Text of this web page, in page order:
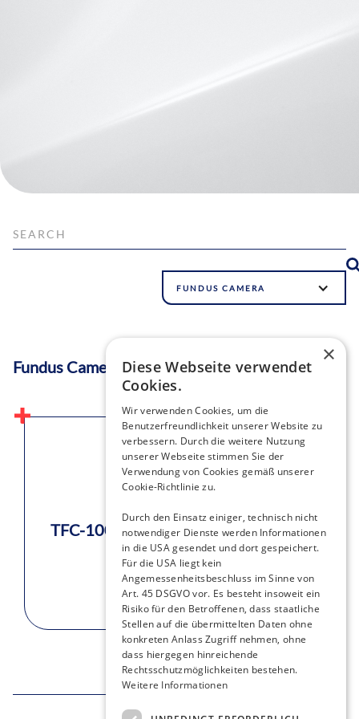
FUNDUS CAMERA
Fundus Camera
TFC-1000
×
Diese Webseite verwendet
Cookies.
Wir verwenden Cookies, um die
Benutzerfreundlichkeit unserer Website zu
verbessern. Durch die weitere Nutzung
unserer Webseite stimmen Sie der
Verwendung von Cookies gemäß unserer
Cookie-Richtlinie zu.
Durch den Einsatz einiger, technisch nicht
notwendiger Dienste werden Informationen
in die USA gesendet und dort gespeichert.
Für die USA liegt kein
Angemessenheitsbeschluss im Sinne von
Art. 45 DSGVO vor. Es besteht insoweit ein
Risiko für den Betroffenen, dass staatliche
Stellen auf die übermittelten Daten ohne
konkreten Anlass Zugriff nehmen, ohne
dass hiergegen hinreichende
Rechtsschutzmöglichkeiten bestehen.
Weitere Informationen